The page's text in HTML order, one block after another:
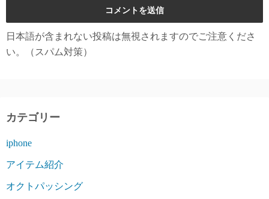
日本語が含まれない投稿は無視されますのでご注意くださ
い。（スパム対策）
カテゴリー
iphone
アイテム紹介
オクトパッシング